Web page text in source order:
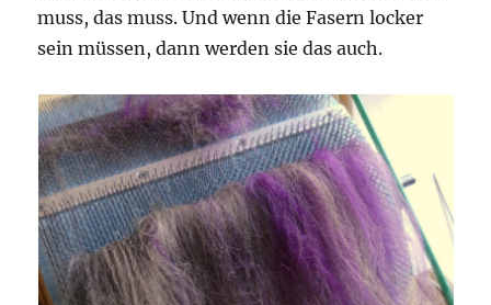
muss, das muss. Und wenn die Fasern locker
sein müssen, dann werden sie das auch.